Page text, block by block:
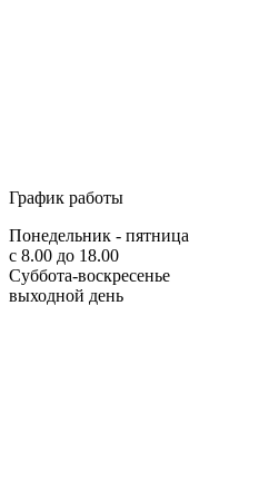
График работы
Понедельник - пятница
с 8.00 до 18.00
Суббота-воскресенье
выходной день